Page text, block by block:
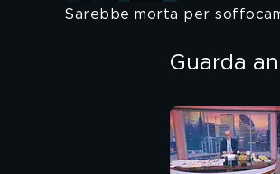
Sarebbe morta per
Guarda